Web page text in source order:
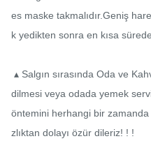
es maske takmalıdır.Geniş
k yedikten sonra en kısa
dilmesi veya odada yemek
öntemini herhangi bir zamanda
zlıktan dolayı özür dileriz! ! !